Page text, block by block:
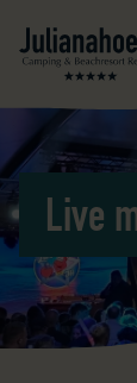
Logo
Live